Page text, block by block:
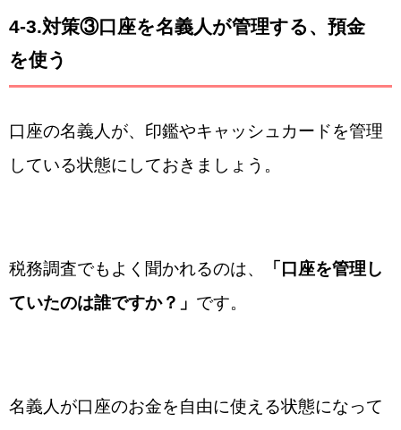
4-3.対策③口座を名義人が管理する、預金
を使う
口座の名義人が、印鑑やキャッシュカードを管理
している状態にしておきましょう。
税務調査でもよく聞かれるのは、
「口座を管理し
ていたのは誰ですか？」 です。
名義人が口座のお金を自由に使える状態になって